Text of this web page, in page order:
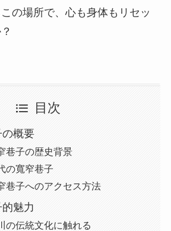
の場所で、心も身体もリセッ
目次
概要
巷子の歴史背景
の寬窄巷子
巷子へのアクセス方法
魅力
の伝統文化に触れる